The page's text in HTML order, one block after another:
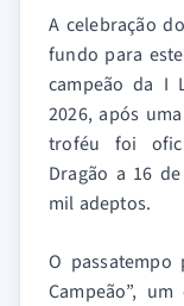
A celebração
fundo para
campeão da I
2026, após
troféu foi
Dragão a 16
mil adeptos.
O
Campeão”,